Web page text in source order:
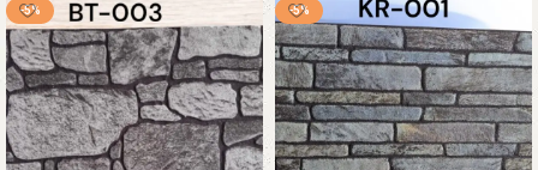
-5% -5%